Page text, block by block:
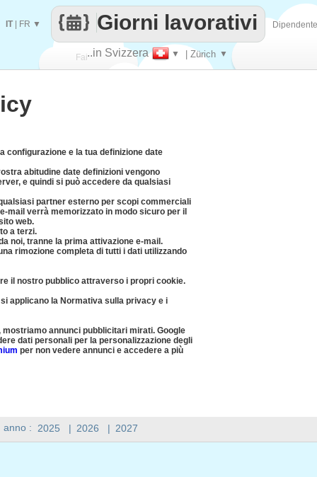
Fai..in Svizzera ▼ | Zürich ▼
Giorni lavorativi
IT| FR ▼
anno : 2025 | 2026 | 2027
configurazione e la tua definizione date
abitudine date definizioni vengono
e quindi si può accedere da qualsiasi
partner esterno per scopi commerciali
mail verrà memorizzato in modo sicuro per il
web.
a terzi.
noi, tranne la prima attivazione e-mail.
rimozione completa di tutti i dati utilizzando
il nostro pubblico attraverso i propri cookie.
applicano la Normativa sulla privacy e i
annunci pubblicitari mirati. Google
dati personali per la personalizzazione degli
per non vedere annunci e accedere a più